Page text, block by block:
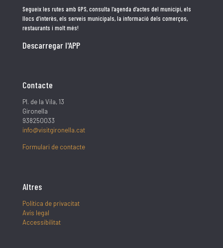
Segueix les rutes amb GPS, consulta l’agenda d’actes del municipi, els
llocs d’interès, els serveis municipals, la informació dels comerços,
restaurants i molt més!
Descarregar l'APP
Contacte
Pl. de la Vila, 13
Gironella
938250033
info@visitgironella.cat
Formulari de contacte
Altres
Política de privacitat
Avís legal
Accessibilitat